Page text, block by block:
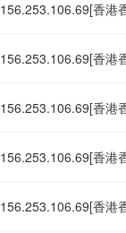
156.253.106.69[香港
156.253.106.69[香港
156.253.106.69[香港
156.253.106.69[香港
156.253.106.69[香港